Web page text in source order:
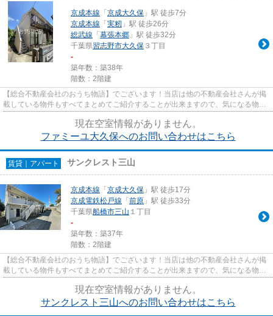
京成本線 「 京成大久保 」駅 徒歩7分
京成本線 「 実籾 」駅 徒歩26分
総武線 「 幕張本郷 」駅 徒歩32分
千葉県習志野市大久保 ３丁目
-
築年数：築38年
階数：2階建
【総合不動産会社のおうち物語】でございます！当店は他の不動産会社さんが掲
載している物件もすべてまとめてご紹介することが出来ますので、気になる物件
現在空室情報がありません。
ファミーユ大久保へのお問い合わせはこちら
賃貸｜アパート サンクレスト三山
京成本線 「 京成大久保 」駅 徒歩17分
京成電鉄松戸線 「 前原 」駅 徒歩33分
千葉県船橋市三山 １丁目
-
築年数：築37年
階数：2階建
【総合不動産会社のおうち物語】でございます！当店は他の不動産会社さんが掲
載している物件もすべてまとめてご紹介することが出来ますので、気になる物件
現在空室情報がありません。
サンクレスト三山へのお問い合わせはこちら